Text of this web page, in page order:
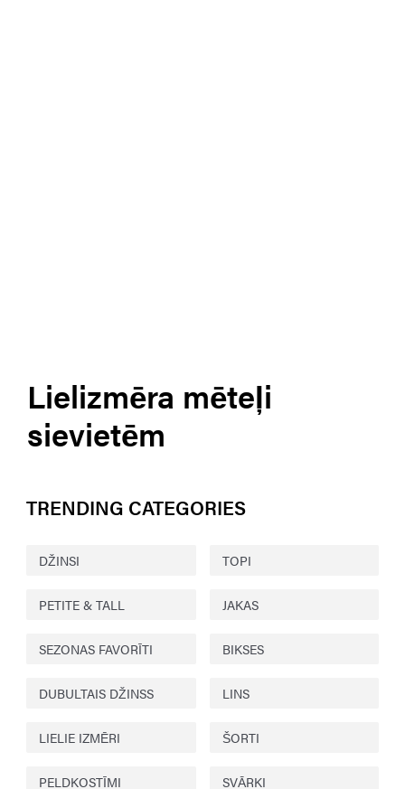
Lielizmēra mēteļi
sievietēm
TRENDING CATEGORIES
DŽINSI TOPI
PETITE & TALL JAKAS
SEZONAS FAVORĪTI BIKSES
DUBULTAIS DŽINSS LINS
LIELIE IZMĒRI ŠORTI
PELDKOSTĪMI SVĀRKI